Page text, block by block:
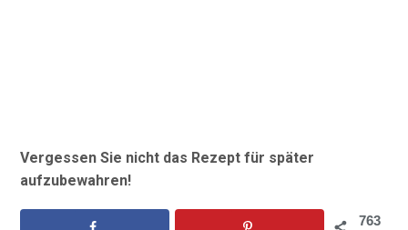
Vergessen Sie nicht das Rezept für später
aufzubewahren!
763